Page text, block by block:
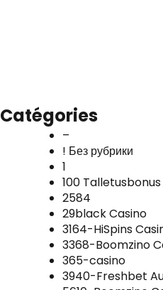
Catégories
–
! Без рубрики
1
100 Talletusbonus
2584
29black Casino
3164-HiSpins
3368-Boomzino
365-casino
3940-Freshbet